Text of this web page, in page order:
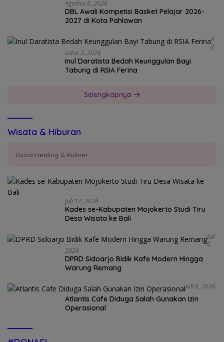
Agustus 6, 2026
DBL Awali Kompetisi Basket Pelajar 2026-
2027 di Kota Pahlawan
A
G
Ustus 2, 2026
Inul Daratista Bedah Keunggulan Bayi
Tabung di RSIA Ferina
Selengkapnya
Wisata & Hiburan
Dunia Healing & Kuliner
Juli 17, 2026
Kades se-Kabupaten Mojokerto Studi Tiru
Desa Wisata ke Bali
Juli
6,
2026
DPRD Sidoarjo Bidik Kafe Modern Hingga
Warung Remang
Juli 6, 2026
Atlantis Cafe Diduga Salah Gunakan Izin
Operasional